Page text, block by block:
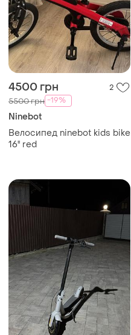
4500 грн 2
5500 грн -19%
Ninebot
Велосипед ninebot kids bike
16'' red